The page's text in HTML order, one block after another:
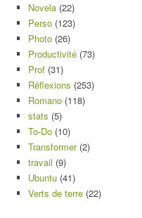
Novela (22)
Perso (123)
Photo (26)
Productivité (73)
Prof (31)
Réflexions (253)
Romano (118)
stats (5)
To-Do (10)
Transformer(2)
travail (9)
Ubuntu (41)
Verts de terre (22)